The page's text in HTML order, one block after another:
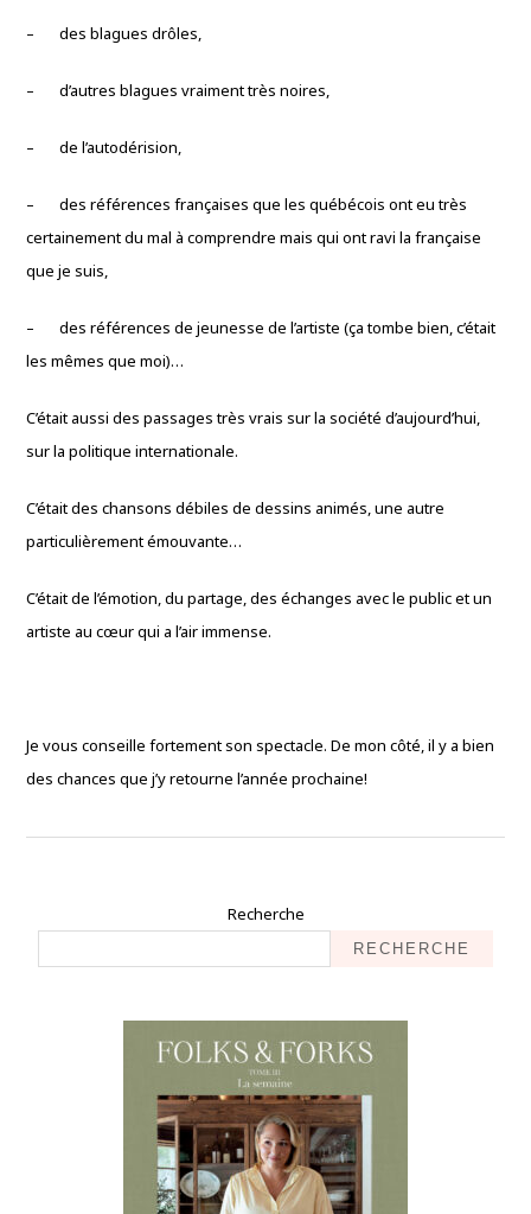
– des blagues drôles,
– d’autres blagues vraiment très noires,
– de l’autodérision,
– des références françaises que les québécois ont eu très
certainement du mal à comprendre mais qui ont ravi la française
que je suis,
– des références de jeunesse de l’artiste (ça tombe bien, c’était
les mêmes que moi)…
C’était aussi des passages très vrais sur la société d’aujourd’hui,
sur la politique internationale.
C’était des chansons débiles de dessins animés, une autre
particulièrement émouvante…
C’était de l’émotion, du partage, des échanges avec le public et un
artiste au cœur qui a l’air immense.
Je vous conseille fortement son spectacle. De mon côté, il y a bien
des chances que j’y retourne l’année prochaine!
Recherche
RECHERCHE